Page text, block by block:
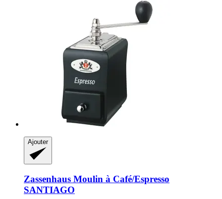
Ajouter
Zassenhaus Moulin à Café/Espresso
SANTIAGO